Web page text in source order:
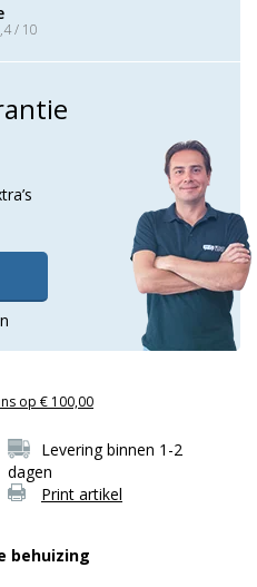
/ 10
op € 100,00
Levering binnen 1-2
dagen
Print artikel
behuizing